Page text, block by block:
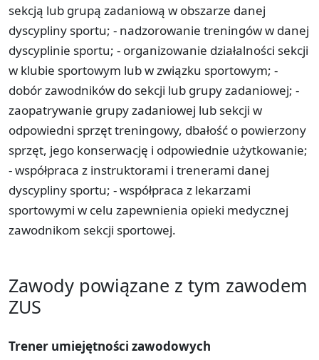
sekcją lub grupą zadaniową w obszarze danej
dyscypliny sportu; - nadzorowanie treningów w danej
dyscyplinie sportu; - organizowanie działalności sekcji
w klubie sportowym lub w związku sportowym; -
dobór zawodników do sekcji lub grupy zadaniowej; -
zaopatrywanie grupy zadaniowej lub sekcji w
odpowiedni sprzęt treningowy, dbałość o powierzony
sprzęt, jego konserwację i odpowiednie użytkowanie;
- współpraca z instruktorami i trenerami danej
dyscypliny sportu; - współpraca z lekarzami
sportowymi w celu zapewnienia opieki medycznej
zawodnikom sekcji sportowej.
Zawody powiązane z tym zawodem
ZUS
Trener umiejętności zawodowych